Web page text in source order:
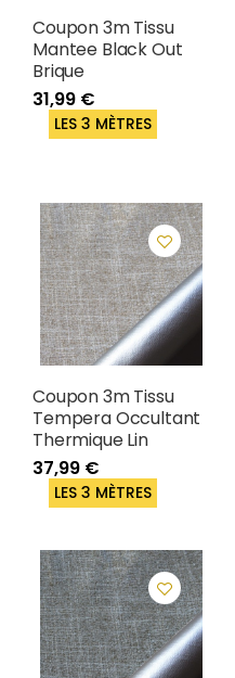
Coupon 3m Tissu
Mantee Black Out
Brique
31,99 €
LES 3 MÈTRES
Coupon 3m Tissu
Tempera Occultant
Thermique Lin
37,99 €
LES 3 MÈTRES